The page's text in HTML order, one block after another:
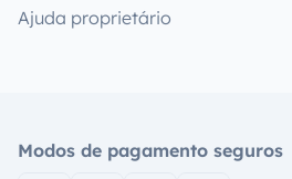
Ajuda proprietário
Modos de pagamento seguros